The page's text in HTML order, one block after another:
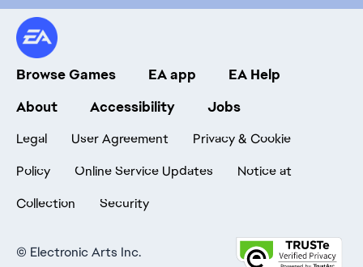
Browse Games EA app
EA Help
About
Accessibility Jobs
Legal User Agreement
Privacy & Cookie
Policy
Online Service Updates
Notice at
Collection
Security
© Electronic Arts Inc.